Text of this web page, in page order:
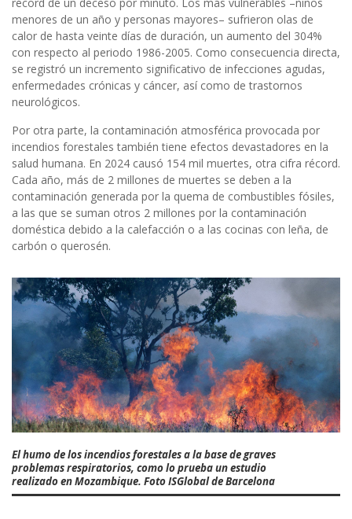
menores de un año y personas mayores– sufrieron olas de
calor de hasta veinte días de duración, un aumento del 304%
con respecto al periodo 1986-2005. Como consecuencia directa,
se registró un incremento significativo de infecciones agudas,
enfermedades crónicas y cáncer, así como de trastornos
neurológicos.
Por otra parte, la contaminación atmosférica provocada por
incendios forestales también tiene efectos devastadores en la
salud humana. En 2024 causó 154 mil muertes, otra cifra récord.
Cada año, más de 2 millones de muertes se deben a la
contaminación generada por la quema de combustibles fósiles,
a las que se suman otros 2 millones por la contaminación
doméstica debido a la calefacción o a las cocinas con leña, de
carbón o querosén.
El humo de los incendios forestales a la base de graves
problemas respiratorios, como lo prueba un estudio
realizado en Mozambique. Foto ISGlobal de Barcelona